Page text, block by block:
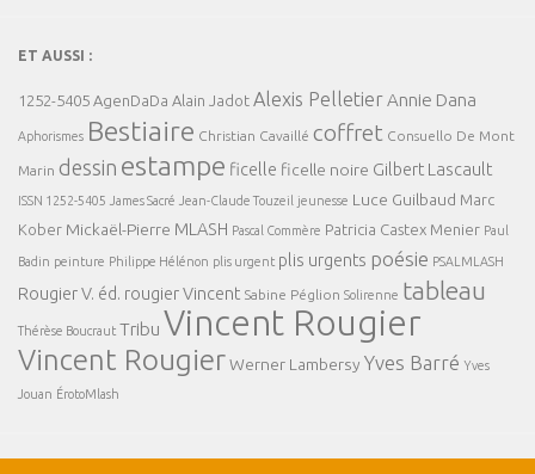
ET AUSSI :
1252-5405 AgenDaDa Alain Jadot Alexis PelletierAnnie Dana
Aphorismes Bestiaire Christian Cavaillé coffret Consuello De Mont
Marin dessin estampe ficelle ficelle noire Gilbert Lascault
ISSN 1252-5405 James Sacré Jean-Claude Touzeil jeunesse Luce Guilbaud Marc
Kober Mickaël-Pierre MLASH Pascal Commère Patricia Castex Menier Paul
Badin peinture Philippe Hélénon plis urgent plis urgents poésie PSALMLASH
Rougier V. éd. rougier Vincent Sabine Péglion Solirenne tableau
Thérèse Boucraut Tribu Vincent Rougier
Vincent RougierWerner Lambersy Yves Barré Yves
Jouan ÉrotoMlash